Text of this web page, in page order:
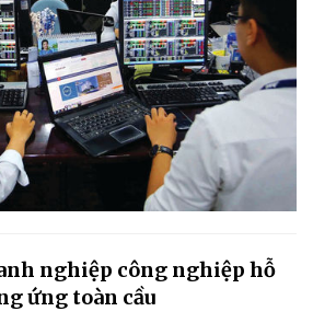
nghiệp công nghiệp hỗ
ứng toàn cầu